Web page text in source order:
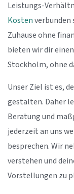
Leistungs-
Kostenverbunden
Zuhause ohne
bieten wir dir
Stockholm, ohne
Unser Ziel ist es,
gestalten. Daher
Beratung und
jederzeit an uns
besprechen. Wir
verstehen und
Vorstellungen zu